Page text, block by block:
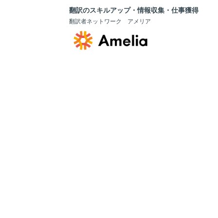
翻訳のスキルアップ・情報収集・仕事獲得
翻訳者ネットワーク アメリア